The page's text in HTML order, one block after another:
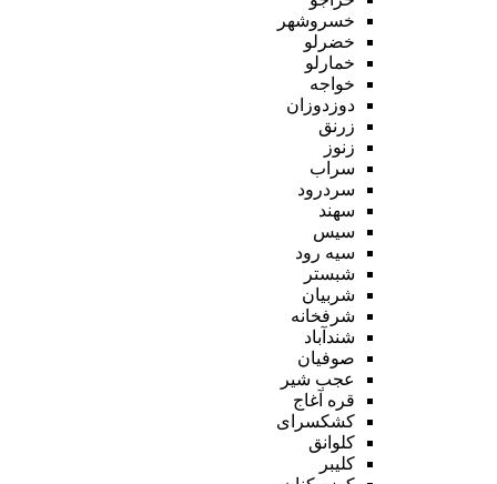
خسروشهر
خضرلو
خمارلو
خواجه
دوزدوزان
زرنق
زنوز
سراب
سردرود
سهند
سیس
سیه رود
شبستر
شربیان
شرفخانه
شندآباد
صوفیان
عجب شیر
قره آغاج
کشکسرای
کلوانق
کلیبر